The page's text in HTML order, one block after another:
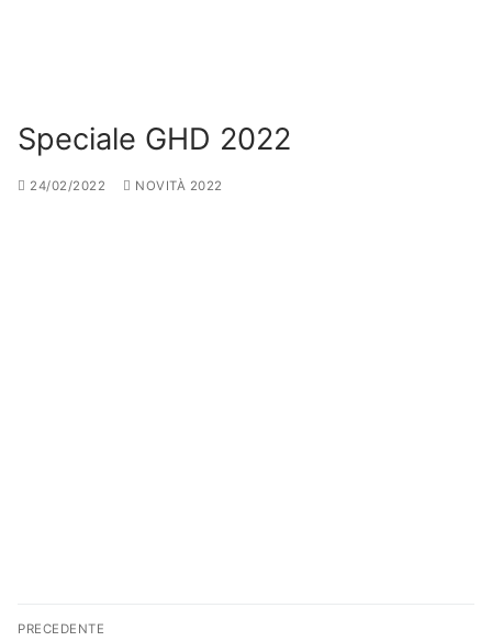
Speciale GHD 2022
24/02/2022 NOVITÀ 2022
PRECEDENTE